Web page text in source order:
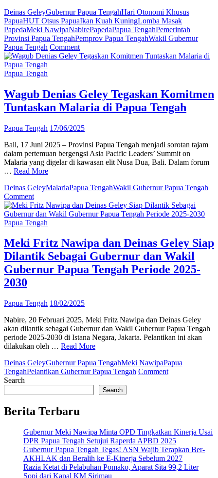
Deinas GeleyGubernur Papua TengahHari Otonomi Khusus
PapuaHUT Otsus PapuaIkan Kuah KuningLomba Masak
PapedaMeki NawipaNabirePapedaPapua TengahPemerintah
Provinsi Papua TengahPemprov Papua TengahWakil Gubernur
Papua Tengah Commenton
Aroma
Pemprov
Papua
Tengah
Lomba
Jelang
Hari
Otsus
Papua Tengah
Wagub Denias Geley Tegaskan Komitmen
Tuntaskan Malaria di Papua Tengah
Papua Tengah 17/06/2025
Bali, 17 Juni 2025 – Provinsi Papua Tengah menjadi sorotan tajam
dalam pertemuan bergengsi Asia Pacific Leaders’ Summit on
Malaria yang digelar di kawasan elit Nusa Dua, Bali. Dalam forum
… Read More
Deinas GeleyMalariaPapua TengahWakil Gubernur Papua Tengah
Commenton
Wagub
Denias
Geley
Komitmen
Tuntaskan
Malaria
di
Papua
Papua Tengah
Meki Fritz Nawipa dan Deinas Geley Siap
Dilantik Sebagai Gubernur dan Wakil
Gubernur Papua Tengah Periode 2025-
2030
Papua Tengah 18/02/2025
Nabire, 20 Februari 2025, Meki Fritz Nawipa dan Deinas Geley
akan dilantik sebagai Gubernur dan Wakil Gubernur Papua Tengah
periode 2025-2030 di Istana Negara, Jakarta. Pelantikan ini akan
dilakukan oleh … Read More
Deinas GeleyGubernur Papua TengahMeki NawipaPapua
TengahPelantikan Gubernur Papua Tengah Commenton
Siap
Dilantik
Sebagai
Gubernur
dan
Search
Search
Berita Terbaru
Gubernur Meki Nawipa Minta OPD Tingkatkan Kinerja Usai
DPR Papua Tengah Setujui Raperda APBD 2025
Gubernur Papua Tengah Tegas! ASN Wajib Terapkan Ber-
AKHLAK dan Beralih ke E-Kinerja Sebelum 2027
Razia Ketat di Pelabuhan Pomako, Aparat Sita 99,2 Liter
Sopi dari Kapal KM Sirimau